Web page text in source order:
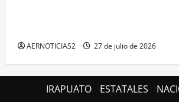
AERNOTICIAS2 27 de julio de 2026
IRAPUATO ESTATALES